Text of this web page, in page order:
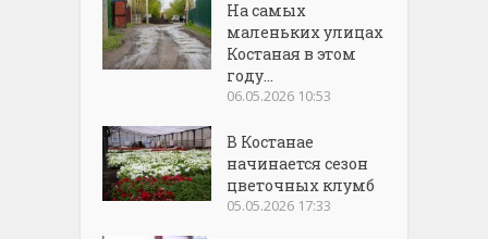
На самых
маленьких улицах
Костаная в этом
году...
06.05.2026 10:53
В Костанае
начинается сезон
цветочных клумб
05.05.2026 17:33